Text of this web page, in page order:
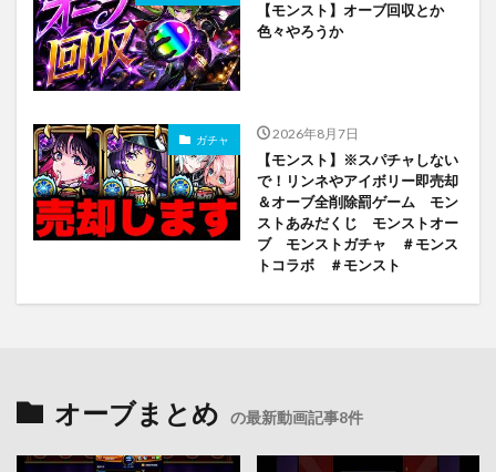
【モンスト】オーブ回収とか
色々やろうか
ガチャ 2026年8月7日
【モンスト】※スパチャしない
で！リンネやアイボリー即売却
＆オーブ全削除罰ゲーム モン
ストあみだくじ モンストオー
ブ モンストガチャ ＃モンス
トコラボ ＃モンスト
オーブまとめ の最新動画記事8件